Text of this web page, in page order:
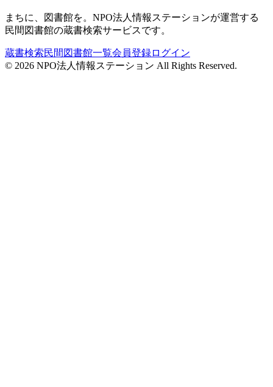
まちに、図書館を。NPO法人情報ステーションが運営する
民間図書館の蔵書検索サービスです。
蔵書検索民間図書館一覧会員登録ログイン
© 2026 NPO法人情報ステーション All Rights Reserved.